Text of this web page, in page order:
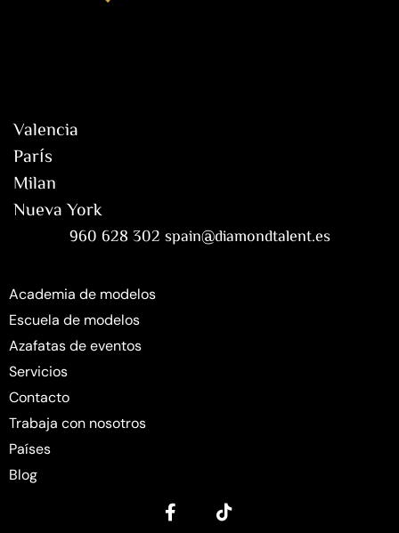
Valencia
París
Milan
Nueva York
960 628 302 spain@diamondtalent.es
Academia de modelos
Escuela de modelos
Azafatas de eventos
Servicios
Contacto
Trabaja con nosotros
Países
Blog